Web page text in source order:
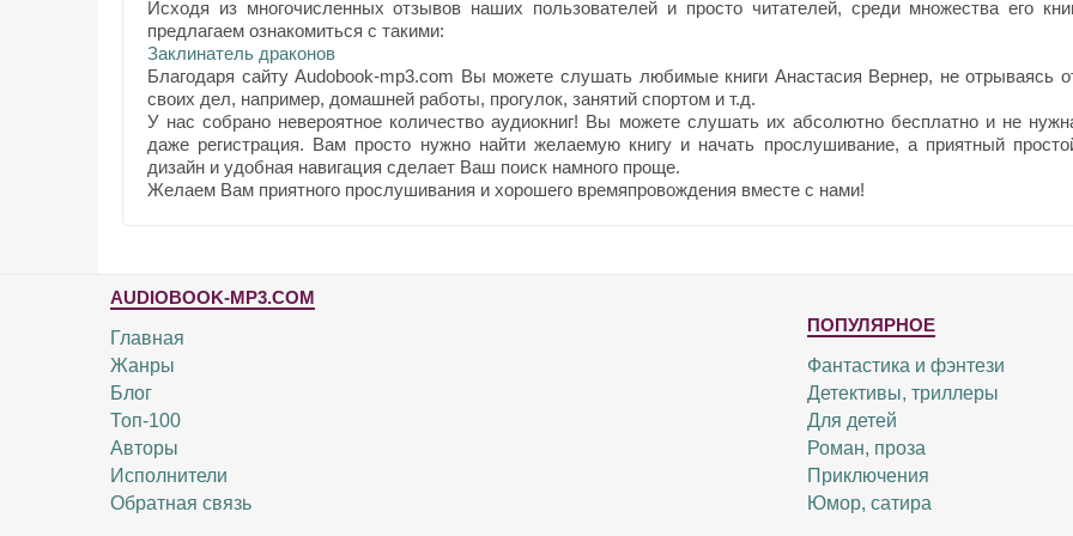
Исходя из многочисленных отзывов наших пользователей и просто читателей, среди множества его
предлагаем ознакомиться с такими:
Заклинатель драконов
Благодаря сайту Audobook-mp3.com Вы можете слушать любимые книги Анастасия Вернер, не отрываясь
своих дел, например, домашней работы, прогулок, занятий спортом и т.д.
У нас собрано невероятное количество аудиокниг! Вы можете слушать их абсолютно бесплатно и не
даже регистрация. Вам просто нужно найти желаемую книгу и начать прослушивание, а приятный
дизайн и удобная навигация сделает Ваш поиск намного проще.
Желаем Вам приятного прослушивания и хорошего времяпровождения вместе с нами!
AUDIOBOOK-MP3.COM
Главная
Жанры
Блог
Топ-100
Авторы
Исполнители
Обратная связь
ПОПУЛЯРНОЕ
Фантастика и фэнтези
Детективы, триллеры
Для детей
Роман, проза
Приключения
Юмор, сатира